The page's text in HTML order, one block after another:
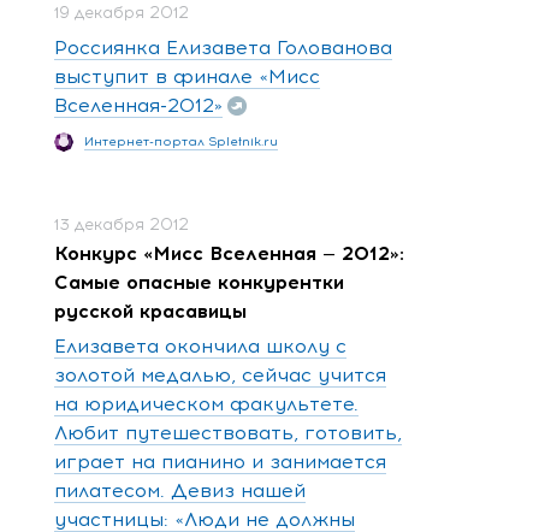
19 декабря 2012
Россиянка Елизавета Голованова
выступит в финале «Мисс
Вселенная-2012»
Интернет-портал Spletnik.ru
13 декабря 2012
Конкурс «Мисс Вселенная — 2012»:
Самые опасные конкурентки
русской красавицы
Елизавета окончила школу с
золотой медалью, сейчас учится
на юридическом факультете.
Любит путешествовать, готовить,
играет на пианино и занимается
пилатесом. Девиз нашей
участницы: «Люди не должны